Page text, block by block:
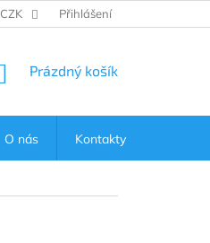
CZK Přihlášení
NÁKUPNÍ
Prázdný košík
O nás Kontakty